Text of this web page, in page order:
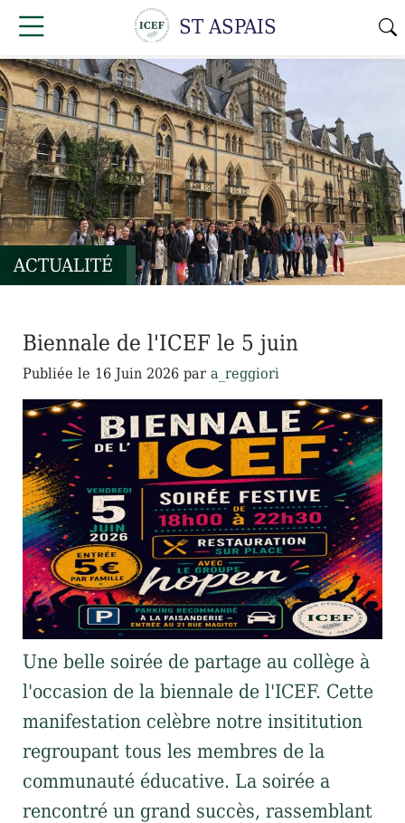
ST ASPAIS
ACTUALITÉ
Biennale de l'ICEF le 5 juin
Publiée le 16 Juin 2026 par a_reggiori
Une belle soirée de partage au collège à
l'occasion de la biennale de l'ICEF. Cette
manifestation celèbre notre insititution
regroupant tous les membres de la
communauté éducative. La soirée a
rencontré un grand succès, rassemblant